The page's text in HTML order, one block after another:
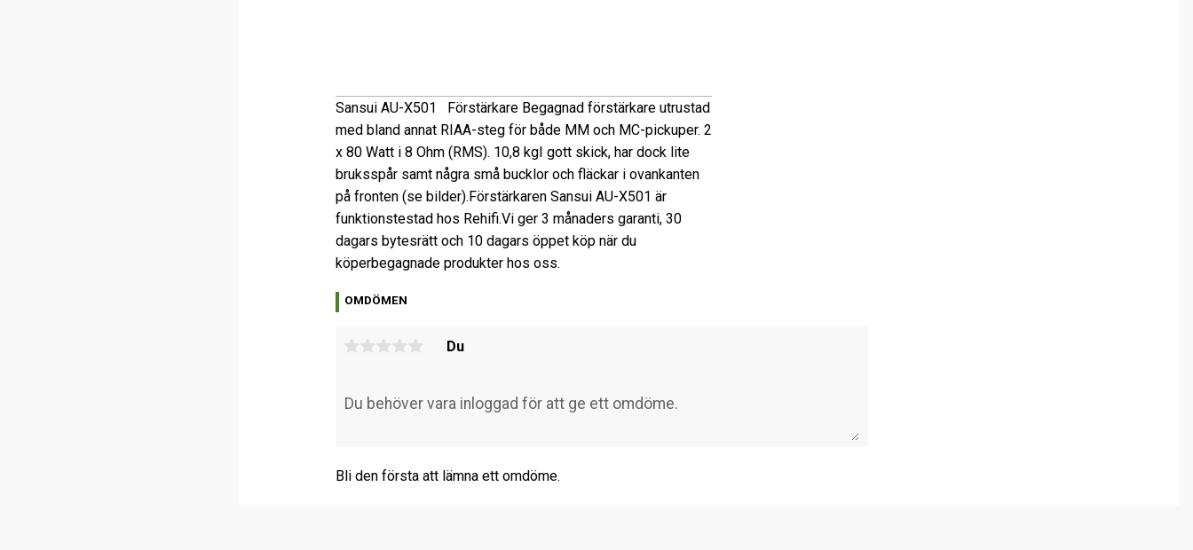
Sansui AU-X501 Förstärkare Begagnad förstärkare utrustad
med bland annat RIAA-steg för både MM och MC-pickuper. 2
x 80 Watt i 8 Ohm (RMS). 10,8 kgI gott skick, har dock lite
bruksspår samt några små bucklor och fläckar i ovankanten
på fronten (se bilder). Förstärkaren Sansui AU-X501 är
funktionstestad hos Rehifi.Vi ger 3 månaders garanti, 30
dagars bytesrätt och 10 dagars öppet köp när du
köperbegagnade produkter hos oss.
OMDÖMEN
Du
Bli den första att lämna ett omdöme.